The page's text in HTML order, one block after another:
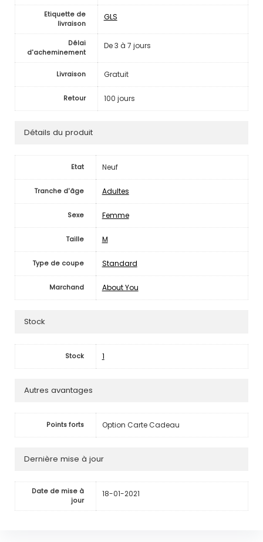
Etiquette de
livraison
GLS
Délai
d'acheminement
De 3 à 7 jours
Livraison Gratuit
Retour 100 jours
Détails du produit
Etat Neuf
Tranche d'âge Adultes
Sexe Femme
Taille M
Type de coupe Standard
Marchand About You
Stock
Stock 1
Autres avantages
Points forts Option Carte Cadeau
Dernière mise à jour
Date de mise à
jour
18-01-2021